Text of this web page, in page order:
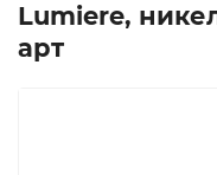
Lumiere,
арт